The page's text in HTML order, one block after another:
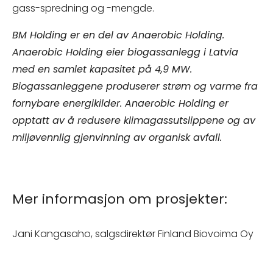
gass-spredning og -mengde.
BM Holding er en del av Anaerobic Holding.
Anaerobic Holding eier biogassanlegg i Latvia
med en samlet kapasitet på 4,9 MW.
Biogassanleggene produserer strøm og varme fra
fornybare energikilder. Anaerobic Holding er
opptatt av å redusere klimagassutslippene og av
miljøvennlig gjenvinning av organisk avfall.
Mer informasjon om prosjekter:
Jani Kangasaho, salgsdirektør Finland Biovoima Oy